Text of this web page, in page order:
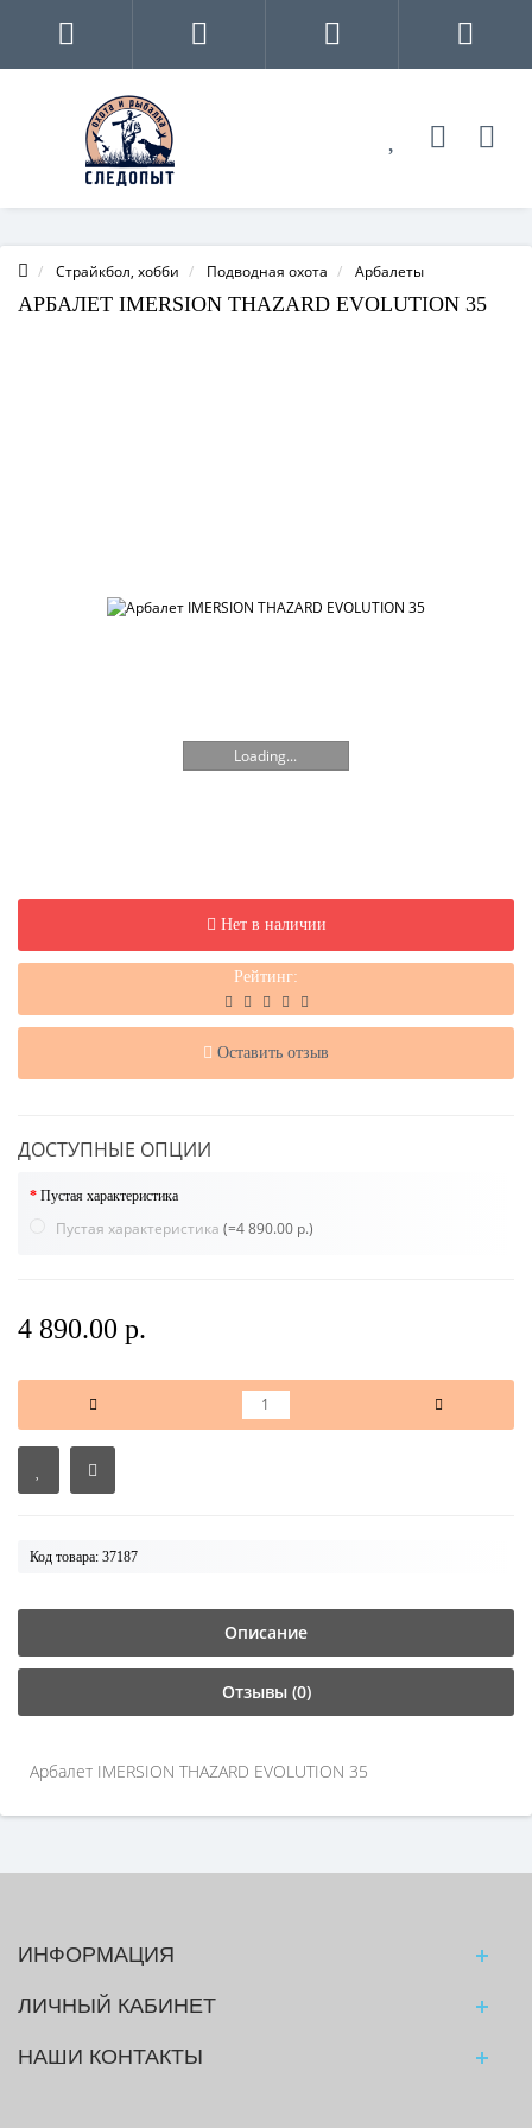
Страйкбол, хобби Подводная охота Арбалеты
АРБАЛЕТ IMERSION THAZARD EVOLUTION 35
Loading...
Нет в наличии
Рейтинг:
Оставить отзыв
ДОСТУПНЫЕ ОПЦИИ
Пустая характеристика
Пустая характеристика (=4 890.00 р.)
4 890.00 р.
Код товара: 37187
Описание
Отзывы (0)
Арбалет IMERSION THAZARD EVOLUTION 35
ИНФОРМАЦИЯ
ЛИЧНЫЙ КАБИНЕТ
НАШИ КОНТАКТЫ